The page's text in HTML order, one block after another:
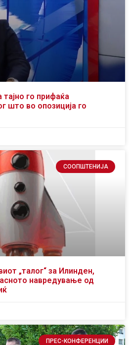
го прифаќа
што во опозиција го
СООПШТЕНИЈА
„талог“ за Илинден,
навредување од
ПРЕС-КОНФЕРЕНЦИИ